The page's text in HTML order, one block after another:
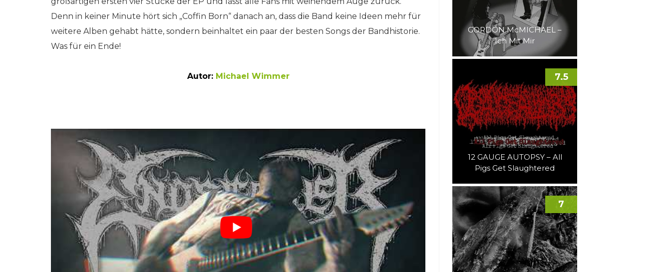
Denn in keiner Minute hört sich „Coffin Born“ danach an, dass die Band keine Ideen mehr für
weitere Alben gehabt hätte, sondern beinhaltet ein paar der besten Songs der Bandhistorie.
Was für ein Ende!
Autor: Michael Wimmer
GORDON McMICHAEL –
Ich Mit Mir
12 GAUGE AUTOPSY – All
Pigs Get Slaughtered
7.5
7